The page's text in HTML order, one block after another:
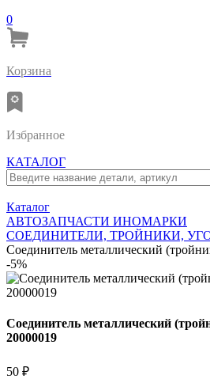
0
Корзина
Избранное
КАТАЛОГ
Каталог
АВТОЗАПЧАСТИ ИНОМАРКИ
СОЕДИНИТЕЛИ, ТРОЙНИКИ,
Соединитель металлический
-5%
Соединитель металлический
20000019
50 ₽